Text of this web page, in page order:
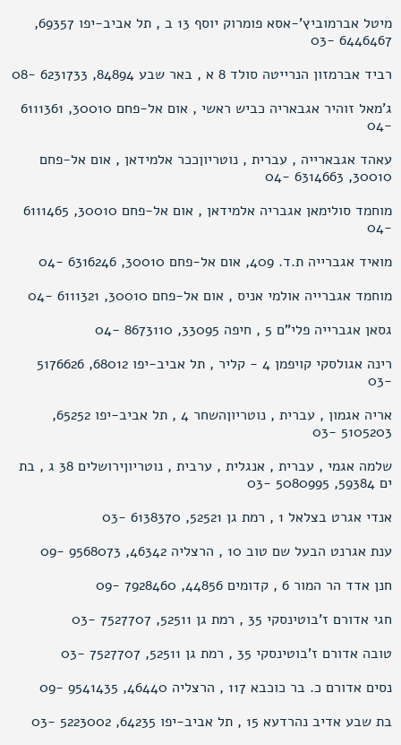
מיטל אברמוביץ’-אסא פומרוק יוסף 13 ב , תל אביב-יפו 69357,
6446467 -03
רביד אברמזון הנרייטה סולד 8 א , באר שבע 84894, 6231733 -08
ג’מאל זוהיר אגבאריה כביש ראשי , אום אל-פחם 30010, 6111361
-04
עאהד אגבארייה , עברית , נוטריוןככר אלמידאן , אום אל-פחם
30010, 6314663 -04
מוחמד סולימאן אגבריה אלמידאן , אום אל-פחם 30010, 6111465
-04
מואיד אגברייה ת.ד. 409, אום אל-פחם 30010, 6316246 -04
מוחמד אגברייה אולמי אניס , אום אל-פחם 30010, 6111321 -04
גסאן אגברייה פלי"ם 5 , חיפה 33095, 8673110 -04
רינה אגולסקי קויפמן 4 - קליר , תל אביב-יפו 68012, 5176626
-03
אריה אגמון , עברית , נוטריוןהשחר 4 , תל אביב-יפו 65252,
5105203 -03
שלמה אגמי , עברית , אנגלית , ערבית , נוטריוןירושלים 38 ג , בת
ים 59384, 5080995 -03
אנדי אגרט בצלאל 1 , רמת גן 52521, 6138370 -03
ענת אגרנט הבעל שם טוב 10 , הרצליה 46342, 9568073 -09
חנן אדד הר המור 6 , קדומים 44856, 7928460 -09
חגי אדורם ז’בוטינסקי 35 , רמת גן 52511, 7527707 -03
טובה אדורם ז’בוטינסקי 35 , רמת גן 52511, 7527707 -03
נסים אדורם כ. בר כוכבא 117 , הרצליה 46440, 9541435 -09
בת שבע אדיב נהרדעא 15 , תל אביב-יפו 64235, 5223002 -03